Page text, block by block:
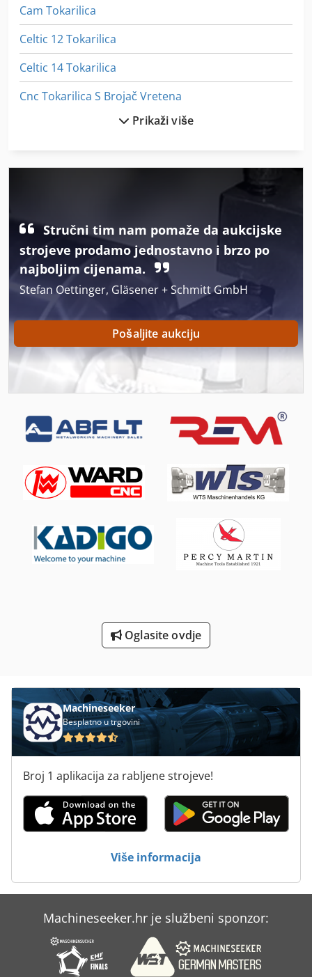
Cam Tokarilica
Celtic 12 Tokarilica
Celtic 14 Tokarilica
Cnc Tokarilica S Brojač Vretena
Mini Tokarilica
Multi Vreteno Tokarski
On 06 Utovarivačem
On 08 Utovarivačem
Pol Tokarilica
Proizvodi Od Tijesta
Rub Ljepilo Za
Strojevi I Alati Za Obradu Kamena
Strojevi Za Tisak
Tielburger Tk 18
Tokarski 16 K 20
Prikaži više
Stručni tim nam pomaže da aukcijske
strojeve prodamo jednostavno i brzo po
najboljim cijenama.
Stefan Oettinger, Gläsener + Schmitt GmbH
Pošaljite aukciju
Oglasite ovdje
Machineseeker
Besplatno u trgovini
Broj 1 aplikacija za rabljene strojeve!
Više informacija
Machineseeker.hr je službeni sponzor: